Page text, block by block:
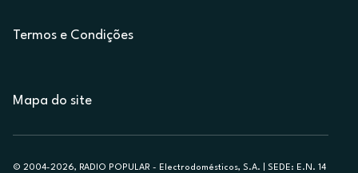
Termos e Condições
Mapa do site
© 2004-2026, RADIO POPULAR - Electrodomésticos, S.A. | SEDE: E.N. 14